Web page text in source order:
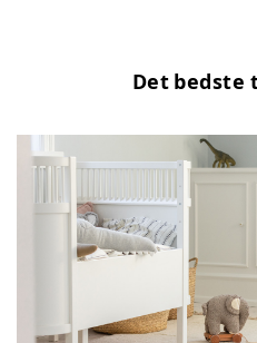
Det bedste